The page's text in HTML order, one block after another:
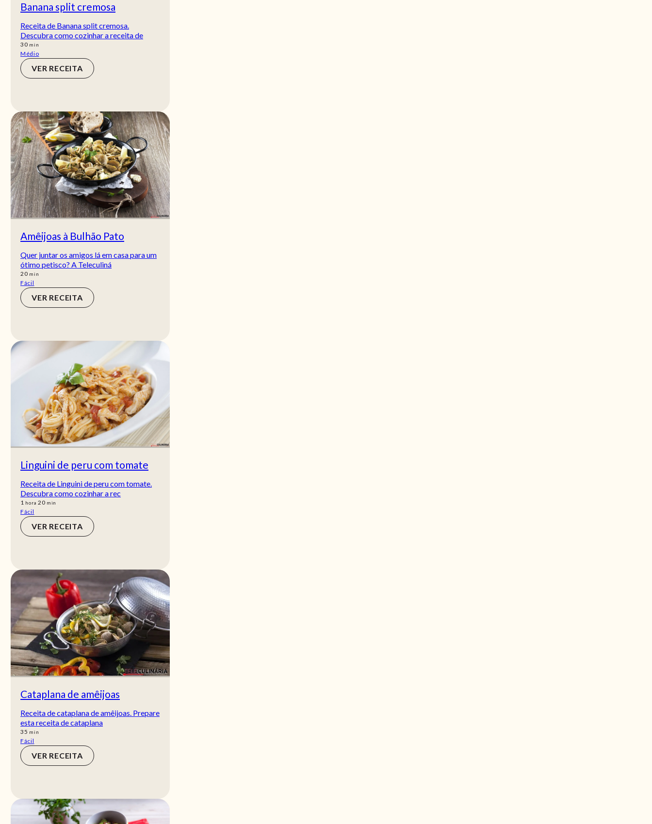
Banana split cremosa
Receita de Banana split cremosa.
Descubra como cozinhar a receita de
30min
min
Médio
VER RECEITA
Amêijoas à Bulhão Pato
Quer juntar os amigos lá em casa para um
ótimo petisco? A Teleculiná
20min
min
Fácil
VER RECEITA
Linguini de peru com tomate
Receita de Linguini de peru com tomate.
Descubra como cozinhar a rec
1 hora
hora 20min
min
Fácil
VER RECEITA
Cataplana de amêijoas
Receita de cataplana de amêijoas. Prepare
esta receita de cataplana
35 min
min
Fácil
VER RECEITA